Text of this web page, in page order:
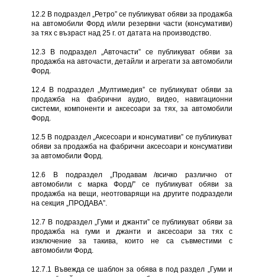
12.2 В подраздел „Ретро” се публикуват обяви за продажба
на автомобили Форд и/или резервни части (консумативи)
за тях с възраст над 25 г. от датата на производство.
12.3 В подраздел „Авточасти” се публикуват обяви за
продажба на авточасти, детайли и агрегати за автомобили
Форд.
12.4 В подраздел „Мултимедия” се публикуват обяви за
продажба на фабрични аудио, видео, навигационни
системи, компоненти и аксесоари за тях, за автомобили
Форд.
12.5 В подраздел „Аксесоари и консумативи” се публикуват
обяви за продажба на фабрични аксесоари и консумативи
за автомобили Форд.
12.6 В подраздел „Продавам /всичко различно от
автомобили с марка Форд/” се публикуват обяви за
продажба на вещи, неотговарящи на другите подраздели
на секция „ПРОДАВА”.
12.7 В подраздел „Гуми и джанти” се публикуват обяви за
продажба на гуми и джанти и аксесоари за тях с
изключение за такива, които не са съвместими с
автомобили Форд.
12.7.1 Въвежда се шаблон за обява в под раздел „Гуми и